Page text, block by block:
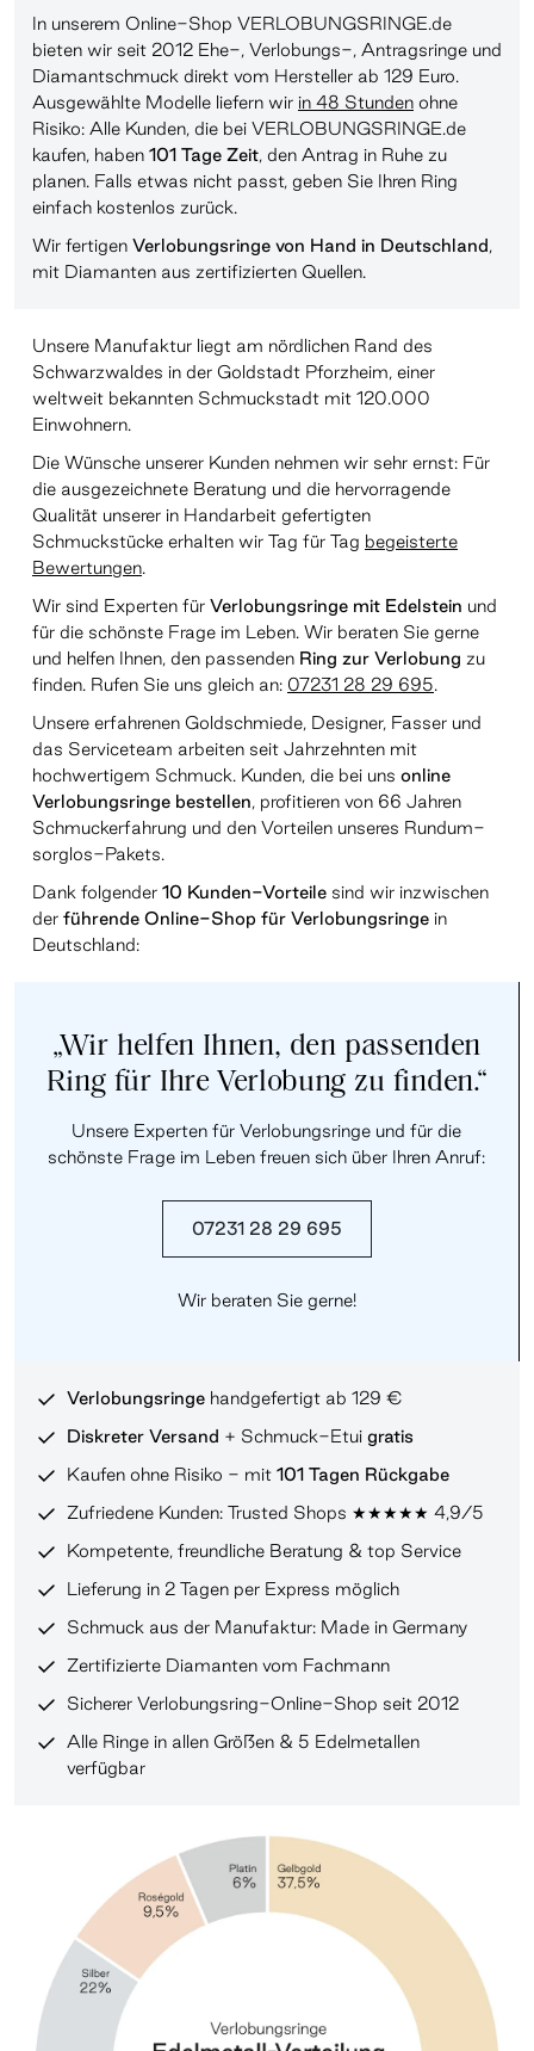
In unserem Online-Shop VERLOBUNGSRINGE.de
bieten wir seit 2012 Ehe-, Verlobungs-, Antragsringe und
Diamantschmuck direkt vom Hersteller ab 129 Euro.
Ausgewählte Modelle liefern wir in 48 Stunden ohne
Risiko: Alle Kunden, die bei VERLOBUNGSRINGE.de
kaufen, haben 101 Tage Zeit, den Antrag in Ruhe zu
planen. Falls etwas nicht passt, geben Sie Ihren Ring
einfach kostenlos zurück.
Wir fertigen Verlobungsringe von Hand in Deutschland,
mit Diamanten aus zertifizierten Quellen.
Unsere Manufaktur liegt am nördlichen Rand des
Schwarzwaldes in der Goldstadt Pforzheim, einer
weltweit bekannten Schmuckstadt mit 120.000
Einwohnern.
Die Wünsche unserer Kunden nehmen wir sehr ernst: Für
die ausgezeichnete Beratung und die hervorragende
Qualität unserer in Handarbeit gefertigten
Schmuckstücke erhalten wir Tag für Tag begeisterte
Bewertungen.
Wir sind Experten für Verlobungsringe mit Edelstein und
für die schönste Frage im Leben. Wir beraten Sie gerne
und helfen Ihnen, den passenden Ring zur Verlobung zu
finden. Rufen Sie uns gleich an: 07231 28 29 695.
Unsere erfahrenen Goldschmiede, Designer, Fasser und
das Serviceteam arbeiten seit Jahrzehnten mit
hochwertigem Schmuck. Kunden, die bei uns online
Verlobungsringe bestellen, profitieren von 66 Jahren
Schmuckerfahrung und den Vorteilen unseres Rundum-
sorglos-Pakets.
Dank folgender 10 Kunden-Vorteile sind wir inzwischen
der führende Online-Shop für Verlobungsringe in
Deutschland:
„Wir helfen Ihnen, den passenden
Ring für Ihre Verlobung zu finden.“
Unsere Experten für Verlobungsringe und für die
schönste Frage im Leben freuen sich über Ihren Anruf:
07231 28 29 695
Wir beraten Sie gerne!
Verlobungsringe handgefertigt ab 129 €
Diskreter Versand + Schmuck-Etui gratis
Kaufen ohne Risiko - mit 101 Tagen Rückgabe
Zufriedene Kunden: Trusted Shops ★★★★★ 4,9/5
Kompetente, freundliche Beratung & top Service
Lieferung in 2 Tagen per Express möglich
Schmuck aus der Manufaktur: Made in Germany
Zertifizierte Diamanten vom Fachmann
Sicherer Verlobungsring-Online-Shop seit 2012
Alle Ringe in allen Größen & 5 Edelmetallen
verfügbar